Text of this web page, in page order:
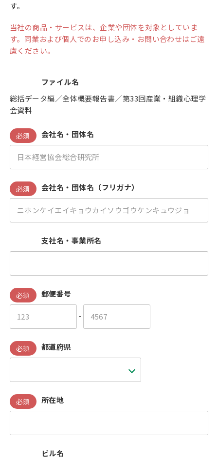
す。
当社の商品・サービスは、企業や団体を対象としていま
す。同業および個人でのお申し込み・お問い合わせはご遠
慮ください。
ファイル名
総括データ編／全体概要報告書／第33回産業・組織心理学
会資料
必須 会社名・団体名
必須 会社名・団体名（フリガナ）
支社名・事業所名
必須 郵便番号
-
必須 都道府県
必須 所在地
ビル名